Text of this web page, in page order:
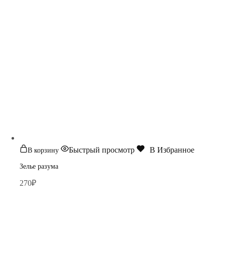
В корзину Быстрый просмотр В Избранное
Зелье разума
270₽